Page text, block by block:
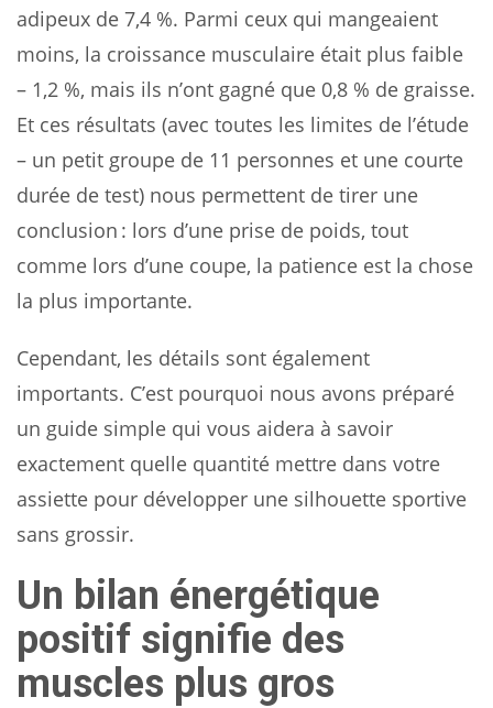
adipeux de 7,4 %. Parmi ceux qui mangeaient
moins, la croissance musculaire était plus faible
– 1,2 %, mais ils n’ont gagné que 0,8 % de graisse.
Et ces résultats (avec toutes les limites de l’étude
– un petit groupe de 11 personnes et une courte
durée de test) nous permettent de tirer une
conclusion : lors d’une prise de poids, tout
comme lors d’une coupe, la patience est la chose
la plus importante.
Cependant, les détails sont également
importants. C’est pourquoi nous avons préparé
un guide simple qui vous aidera à savoir
exactement quelle quantité mettre dans votre
assiette pour développer une silhouette sportive
sans grossir.
Un bilan énergétique
positif signifie des
muscles plus gros